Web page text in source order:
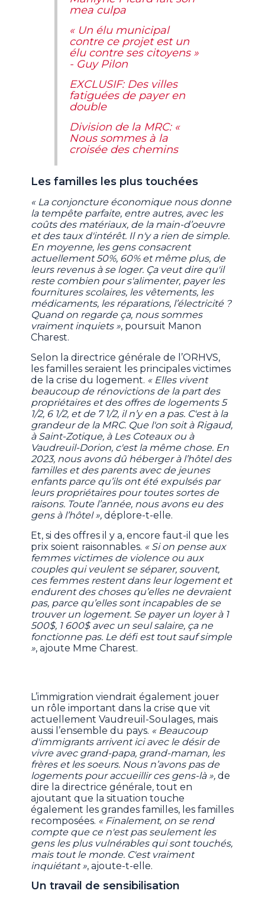
mea culpa
« Un élu municipal
contre ce projet est un
élu contre ses citoyens »
- Guy Pilon
EXCLUSIF: Des villes
fatiguées de payer en
double
Division de la MRC: «
Nous sommes à la
croisée des chemins
Les familles les plus touchées
« La conjoncture économique nous donne
la tempête parfaite, entre autres, avec les
coûts des matériaux, de la main-d’oeuvre
et des taux d'intérêt. Il n'y a rien de simple.
En moyenne, les gens consacrent
actuellement 50%, 60% et même plus, de
leurs revenus à se loger. Ça veut dire qu'il
reste combien pour s'alimenter, payer les
fournitures scolaires, les vêtements, les
médicaments, les réparations, l’électricité ?
Quand on regarde ça, nous sommes
vraiment inquiets », poursuit Manon
Charest.
Selon la directrice générale de l’ORHVS,
les familles seraient les principales victimes
de la crise du logement. « Elles vivent
beaucoup de rénovictions de la part des
propriétaires et des offres de logements 5
1/2, 6 1/2, et de 7 1/2, il n’y en a pas. C'est à la
grandeur de la MRC. Que l'on soit à Rigaud,
à Saint-Zotique, à Les Coteaux ou à
Vaudreuil-Dorion, c'est la même chose. En
2023, nous avons dû héberger à l’hôtel des
familles et des parents avec de jeunes
enfants parce qu’ils ont été expulsés par
leurs propriétaires pour toutes sortes de
raisons. Toute l’année, nous avons eu des
gens à l’hôtel », déplore-t-elle.
Et, si des offres il y a, encore faut-il que les
prix soient raisonnables. « Si on pense aux
femmes victimes de violence ou aux
couples qui veulent se séparer, souvent,
ces femmes restent dans leur logement et
endurent des choses qu’elles ne devraient
pas, parce qu’elles sont incapables de se
trouver un logement. Se payer un loyer à 1
500$, 1 600$ avec un seul salaire, ça ne
fonctionne pas. Le défi est tout sauf simple
», ajoute Mme Charest.
L’immigration viendrait également jouer
un rôle important dans la crise que vit
actuellement Vaudreuil-Soulages, mais
aussi l’ensemble du pays. « Beaucoup
d'immigrants arrivent ici avec le désir de
vivre avec grand-papa, grand-maman, les
frères et les soeurs. Nous n’avons pas de
logements pour accueillir ces gens-là »,de
dire la directrice générale,tout en
ajoutant que la situation touche
également les grandes familles, les familles
recomposées. « Finalement, on se rend
compte que ce n'est pas seulement les
gens les plus vulnérables qui sont touchés,
mais tout le monde. C'est vraiment
inquiétant », ajoute-t-elle.
Un travail de sensibilisation